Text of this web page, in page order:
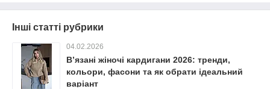
Інші статті рубрики
04.02.2026
В’язані жіночі кардигани 2026: тренди,
кольори, фасони та як обрати ідеальний
варіант